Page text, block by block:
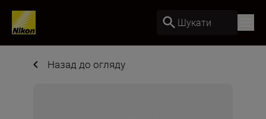
Шукати
Назад до огляду